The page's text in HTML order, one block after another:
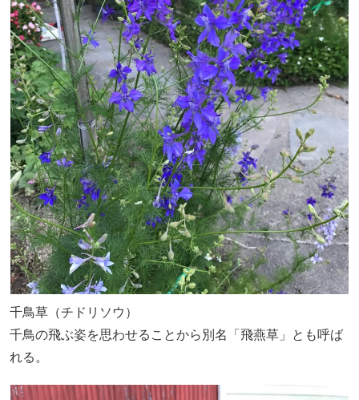
千鳥草（チドリソウ）
千鳥の飛ぶ姿を思わせることから別名「飛燕草」とも呼ば
れる。